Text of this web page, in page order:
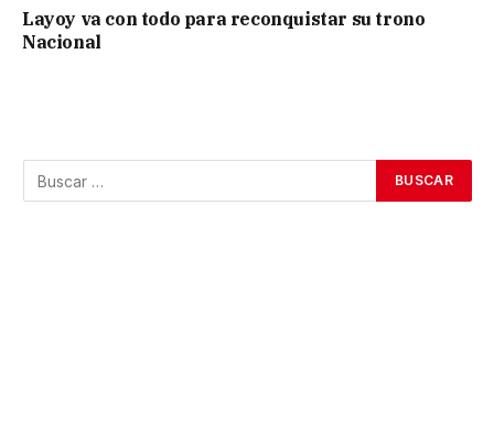
Layoy va con todo para reconquistar su trono
Nacional